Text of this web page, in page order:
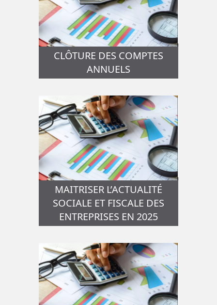
CLÔTURE DES COMPTES
ANNUELS
MAITRISER L’ACTUALITÉ
SOCIALE ET FISCALE DES
ENTREPRISES EN 2025